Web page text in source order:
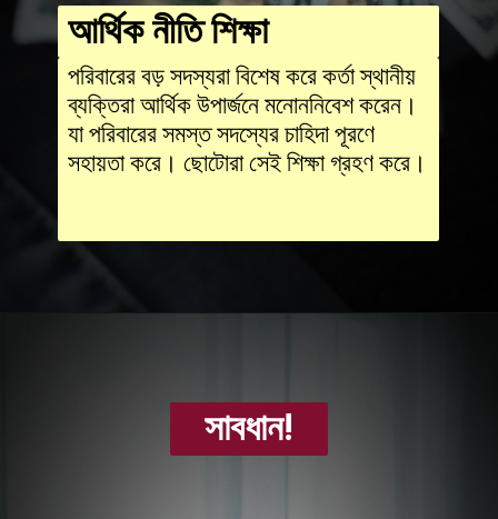
আর্থিক নীতি শিক্ষা
পরিবারের বড় সদস্যরা বিশেষ করে কর্তা স্থানীয়
ব্যক্তিরা আর্থিক উপার্জনে মনোননিবেশ করেন।
যা পরিবারের সমস্ত সদস্যের চাহিদা পূরণে
সহায়তা করে। ছোটোরা সেই শিক্ষা গ্রহণ করে।
সাবধান!